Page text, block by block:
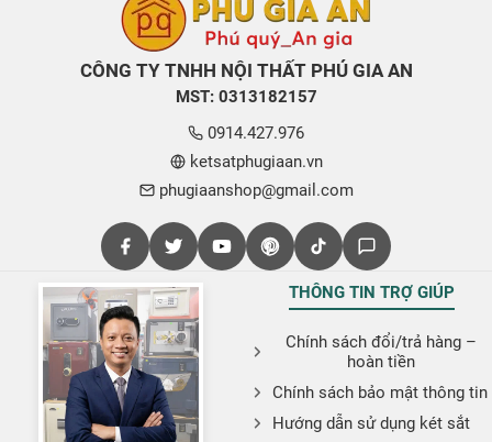
CÔNG TY TNHH NỘI THẤT PHÚ GIA AN
MST: 0313182157
0914.427.976
ketsatphugiaan.vn
phugiaanshop@gmail.com
THÔNG TIN TRỢ GIÚP
Chính sách đổi/trả hàng –
hoàn tiền
Chính sách bảo mật thông tin
Hướng dẫn sử dụng két sắt